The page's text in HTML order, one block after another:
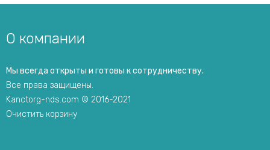
О компании
Мы всегда открыты и готовы к сотрудничеству.
Все права защищены.
Kanctorg-nds.com © 2016-2021
Очистить корзину